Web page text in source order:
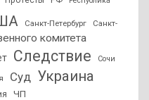
Санкт-Петербург
Санкт-
комитета
Следствие Сочи
Суд Украина
ЧП